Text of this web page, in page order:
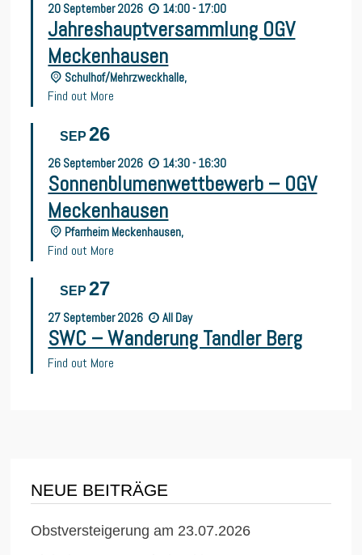
20 September2026 14:00 - 17:00
Jahreshauptversammlung OGV
Meckenhausen
Schulhof/Mehrzweckhalle,
Find out More
SEP 26
26 September2026 14:30 - 16:30
Sonnenblumenwettbewerb – OGV
Meckenhausen
Pfarrheim Meckenhausen,
Find out More
SEP 27
27 September2026 All Day
SWC – Wanderung Tandler Berg
Find out More
NEUE BEITRÄGE
Obstversteigerung am 23.07.2026